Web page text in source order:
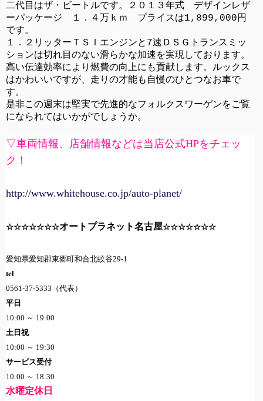
二代目はザ・ビートルです。２０１３年式 デザインレザ
ーパッケージ １．４万ｋｍ プライスは1,899,000円
です。
１．２リッターＴＳＩエンジンと7速ＤＳＧトランスミッ
ションは切れ目のない滑らかな加速を実現しております。
高い伝達効率により燃費の向上にも貢献します。ルックス
はかわいいですが、走りの才能も自慢のひとつなお車で
す。
是非この週末は堅実で先進的なフォルクスワーゲンをご覧
になられてはいかがでしょうか。
▽車両情報、店舗情報などは当店公式HPをチェッ
ク！
http://www.whitehouse.co.jp/auto-planet/
☆☆☆☆☆☆☆オートプラネット名古屋☆☆☆☆☆☆☆
愛知県愛知郡東郷町和合北蚊谷29-1
tel
0561-37-5333 （代表）
平日
10:00 ～ 19:00
土日祝
10:00 ～ 19:30
サービス受付
10:00 ～ 18:30
水曜定休日